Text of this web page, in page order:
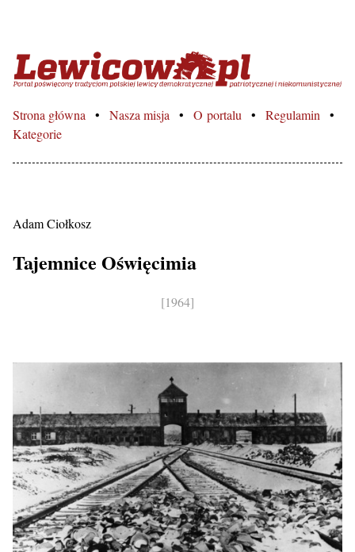
Lewicowo.pl – Portal
Strona główna Nasza misja O portalu
Regulamin
Kategorie
Adam Ciołkosz
Tajemnice Oświęcimia
[1964]